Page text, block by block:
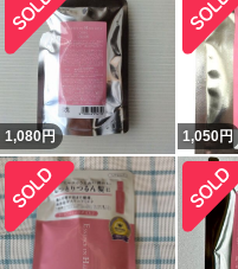
1,080円 1,050円